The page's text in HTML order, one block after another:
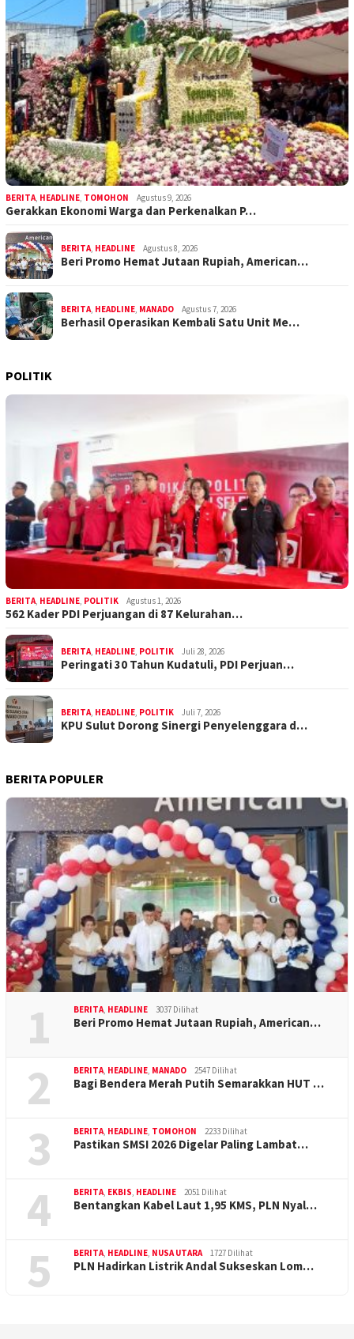
BERITA, HEADLINE, TOMOHON Agustus 9, 2026
Gerakkan Ekonomi Warga dan Perkenalkan P…
BERITA, HEADLINE Agustus 8, 2026
Beri Promo Hemat Jutaan Rupiah, American…
BERITA, HEADLINE, MANADO Agustus 7, 2026
Berhasil Operasikan Kembali Satu Unit Me…
POLITIK
BERITA, HEADLINE, POLITIK Agustus 1, 2026
562 Kader PDI Perjuangan di 87 Kelurahan…
BERITA, HEADLINE, POLITIK Juli 28, 2026
Peringati 30 Tahun Kudatuli, PDI Perjuan…
BERITA, HEADLINE, POLITIK Juli 7, 2026
KPU Sulut Dorong Sinergi Penyelenggara d…
BERITA POPULER
1 BERITA, HEADLINE 3037 Dilihat
Beri Promo Hemat Jutaan Rupiah, American…
2 BERITA, HEADLINE, MANADO 2547 Dilihat
Bagi Bendera Merah Putih Semarakkan HUT …
3 BERITA, HEADLINE, TOMOHON 2233 Dilihat
Pastikan SMSI 2026 Digelar Paling Lambat…
4 BERITA, EKBIS, HEADLINE 2051 Dilihat
Bentangkan Kabel Laut 1,95 KMS, PLN Nyal…
5 BERITA, HEADLINE, NUSA UTARA 1727 Dilihat
PLN Hadirkan Listrik Andal Sukseskan Lom…